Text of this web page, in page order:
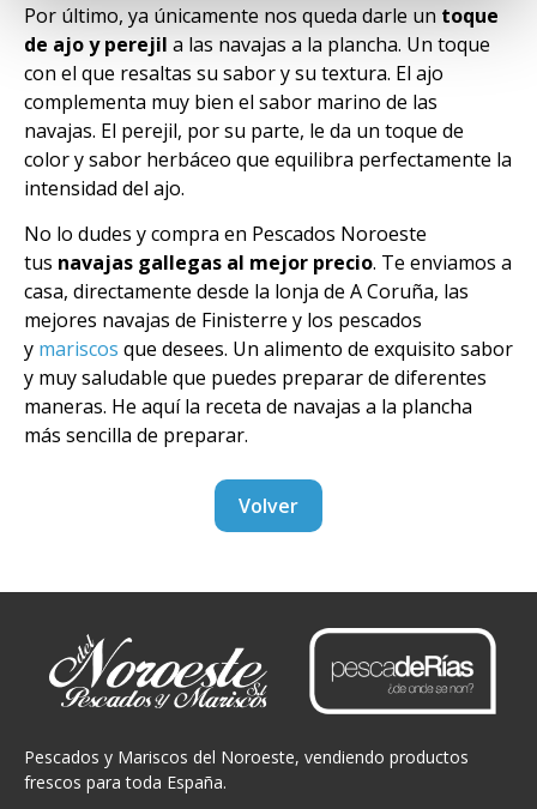
Por último, ya únicamente nos queda darle un toque
de ajo y perejil a las navajas a la plancha. Un toque
con el que resaltas su sabor y su textura. El ajo
complementa muy bien el sabor marino de las
navajas. El perejil, por su parte, le da un toque de
color y sabor herbáceo que equilibra perfectamente la
intensidad del ajo.
No lo dudes y compra en Pescados Noroeste
tus navajas gallegas al mejor precio. Te enviamos a
casa, directamente desde la lonja de A Coruña, las
mejores navajas de Finisterre y los pescados
y mariscos que desees. Un alimento de exquisito sabor
y muy saludable que puedes preparar de diferentes
maneras. He aquí la receta de navajas a la plancha
más sencilla de preparar.
Volver
Pescados y Mariscos del Noroeste, vendiendo productos
frescos para toda España.